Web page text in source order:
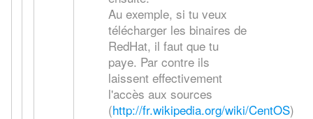
Au exemple, si tu veux
télécharger les binaires de
RedHat, il faut que tu
paye. Par contre ils
laissent effectivement
l'accès aux sources
(http://fr.wikipedia.org/wiki/CentOS)